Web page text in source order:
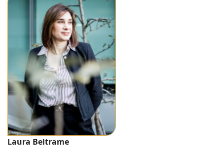
Laura Beltrame